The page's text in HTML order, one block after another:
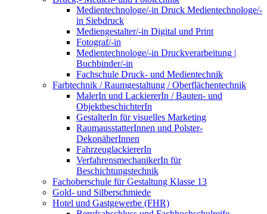
Medientechnologe/-in Druck Medientechnologe/-
in Siebdruck
Mediengestalter/-in Digital und Print
Fotograf/-in
Medientechnologe/-in Druckverarbeitung |
Buchbinder/-in
Fachschule Druck- und Medientechnik
Farbtechnik / Raumgestaltung / Oberflächentechnik
MalerIn und LackiererIn / Bauten- und
ObjektbeschichterIn
GestalterIn für visuelles Marketing
RaumausstatterInnen und Polster-
DekonäherInnen
FahrzeuglackiererIn
VerfahrensmechanikerIn für
Beschichtungstechnik
Fachoberschule für Gestaltung Klasse 13
Gold- und Silberschmiede
Hotel und Gastgewerbe (FHR)